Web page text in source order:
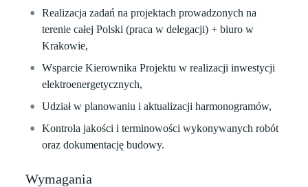
Realizacja zadań na projektach prowadzonych na
terenie całej Polski (praca w delegacji) + biuro w
Krakowie,
Wsparcie Kierownika Projektu w realizacji inwestycji
elektroenergetycznych,
Udział w planowaniu i aktualizacji harmonogramów,
Kontrola jakości i terminowości wykonywanych robót
oraz dokumentację budowy.
Wymagania